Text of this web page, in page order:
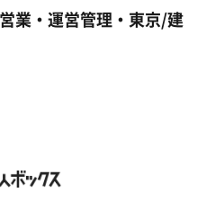
業・運営管理・東京/建